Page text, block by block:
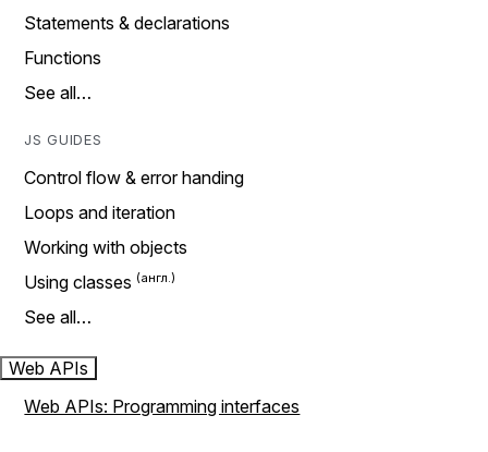
Statements & declarations
Functions
See all…
JS GUIDES
Control flow & error handing
Loops and iteration
Working with objects
Using classes
See all…
Web APIs
Web APIs: Programming interfaces